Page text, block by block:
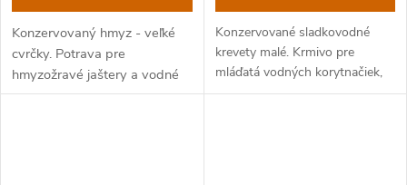
Konzervovaný hmyz - veľké
cvrčky. Potrava pre
hmyzožravé jaštery a vodné
korytnačky.
Konzervované sladkovodné
krevety malé. Krmivo pre
mláďatá vodných korytnačiek,
obojživelníkov a hmyzožravé